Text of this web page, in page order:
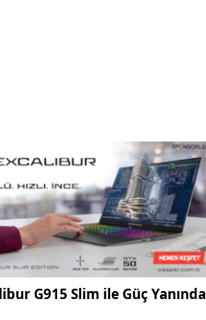
G915 Slim ile Güç Yanında